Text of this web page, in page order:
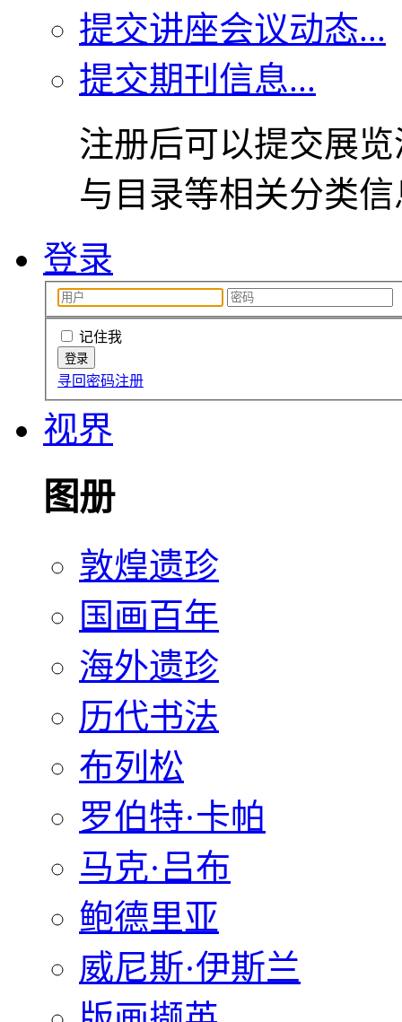
提交讲座会议动态...
提交期刊信息...
注册后可以提交展
与目录等相关分类
登录
记住我
寻回密码注册
视界
图册
敦煌遗珍
国画百年
海外遗珍
历代书法
布列松
罗伯特·卡帕
马克·吕布
鲍德里亚
威尼斯·伊斯兰